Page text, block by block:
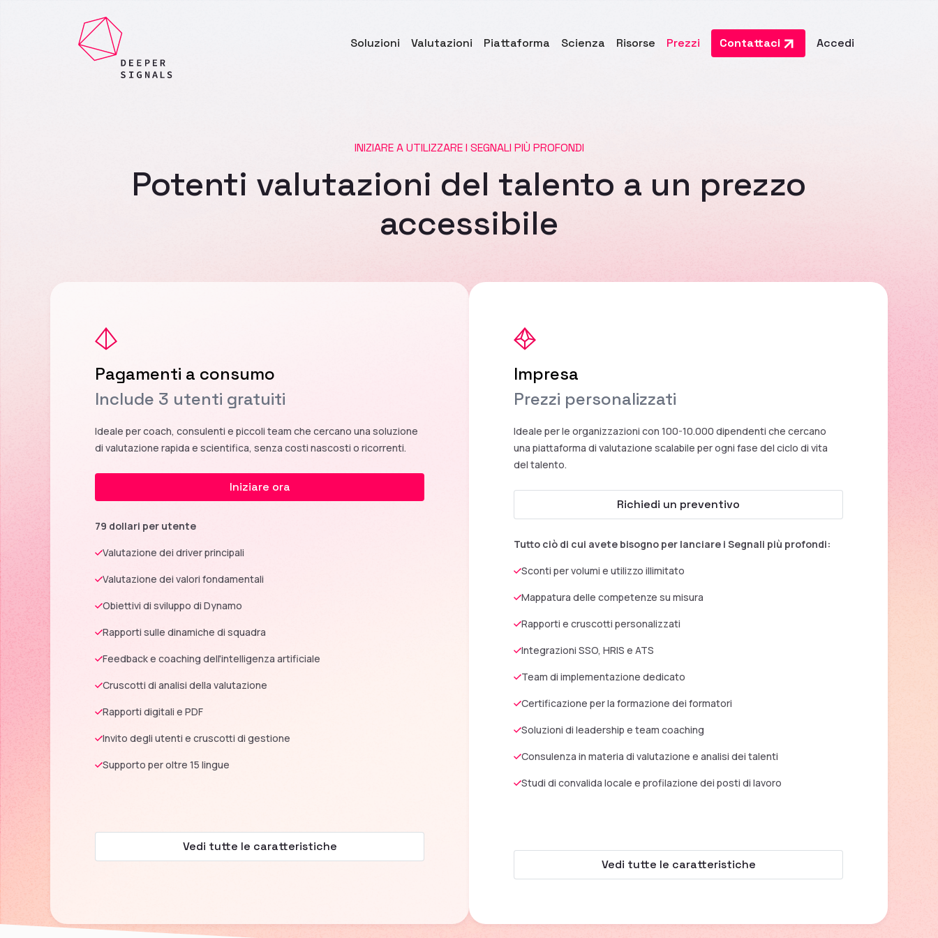
Soluzioni Valutazioni Piattaforma Scienza Risorse Prezzi Contattaci Accedi
INIZIARE A UTILIZZARE I SEGNALI PIÙ PROFONDI
Potenti valutazioni del talento a un prezzo
accessibile
Pagamenti a consumo
Include 3 utenti gratuiti
Ideale per coach, consulenti e piccoli team che cercano una soluzione
di valutazione rapida e scientifica, senza costi nascosti o ricorrenti.
Iniziare ora
79 dollari per utente
Valutazione dei driver principali
Valutazione dei valori fondamentali
Obiettivi di sviluppo di Dynamo
Rapporti sulle dinamiche di squadra
Feedback e coaching dell'intelligenza artificiale
Cruscotti di analisi della valutazione
Rapporti digitali e PDF
Invito degli utenti e cruscotti di gestione
Supporto per oltre 15 lingue
Vedi tutte le caratteristiche
Impresa
Prezzi personalizzati
Ideale per le organizzazioni con 100-10.000 dipendenti che cercano
una piattaforma di valutazione scalabile per ogni fase del ciclo di vita
del talento.
Richiedi un preventivo
Tutto ciò di cui avete bisogno per lanciare i Segnali più profondi:
Sconti per volumi e utilizzo illimitato
Mappatura delle competenze su misura
Rapporti e cruscotti personalizzati
Integrazioni SSO, HRIS e ATS
Team di implementazione dedicato
Certificazione per la formazione dei formatori
Soluzioni di leadership e team coaching
Consulenza in materia di valutazione e analisi dei talenti
Studi di convalida locale e profilazione dei posti di lavoro
Vedi tutte le caratteristiche